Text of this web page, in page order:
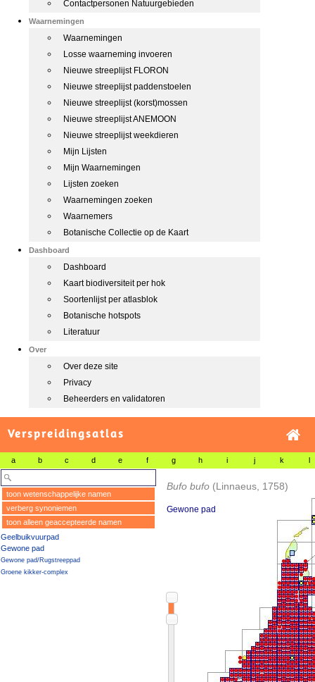
Contactpersonen Natuurgebieden
Waarnemingen
Waarnemingen
Losse waarneming invoeren
Nieuwe streeplijst FLORON
Nieuwe streeplijst paddenstoelen
Nieuwe streeplijst (korst)mossen
Nieuwe streeplijst ANEMOON
Nieuwe streeplijst weekdieren
Mijn Lijsten
Mijn Waarnemingen
Lijsten zoeken
Waarnemingen zoeken
Waarnemers
Botanische Collectie op de Kaart
Dashboard
Dashboard
Kaart biodiversiteit per hok
Soortenlijst per atlasblok
Botanische hotspots
Literatuur
Over
Over deze site
Privacy
Beheerders en validatoren
Verspreidingsatlas
a b c d e f g h i j k l
toon wetenschappelijke namen
verberg synoniemen
toon alleen geaccepteerde namen
Geelbuikvuurpad
Gewone pad
Gewone pad/Rugstreeppad
Groene kikker-complex
Bufo bufo (Linnaeus, 1758)
Gewone pad